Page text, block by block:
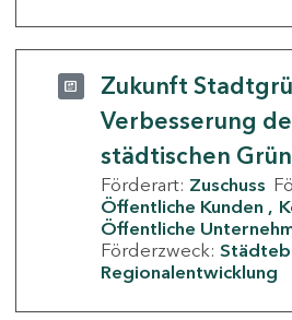
Zukunft
Verbesserung
städtischen
Förderart: Zuschuss
Öffentliche Kunden
Öffentliche
Förderzweck:
Regionalentwicklung